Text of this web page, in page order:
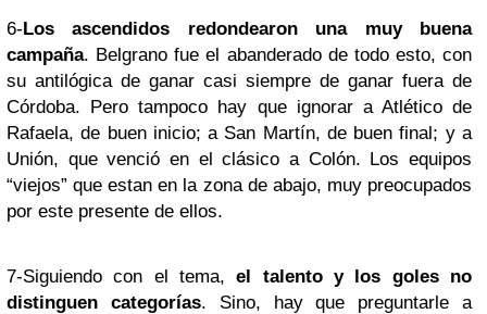
6-Los ascendidos redondearon una muy buena
campaña. Belgrano fue el abanderado de todo esto, con
su antilógica de ganar casi siempre de ganar fuera de
Córdoba. Pero tampoco hay que ignorar a Atlético de
Rafaela, de buen inicio; a San Martín, de buen final; y a
Unión, que venció en el clásico a Colón. Los equipos
“viejos” que estan en la zona de abajo, muy preocupados
por este presente de ellos.
7-Siguiendo con el tema,el talento y los goles no
distinguen categorías. Sino, hay que preguntarle a